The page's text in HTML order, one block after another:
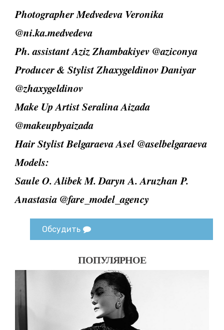
Photographer Medvedeva Veronika
@ni.ka.medvedeva
Ph. assistant Aziz Zhambakiyev @aziconya
Producer & Stylist Zhaxygeldinov Daniyar
@zhaxygeldinov
Make Up Artist Seralina Aizada
@makeupbyaizada
Hair Stylist Belgaraeva Asel @aselbelgaraeva
Models:
Saule O. Alibek M. Daryn A. Aruzhan P.
Anastasia @fare_model_agency
Обсудить
ПОПУЛЯРНОЕ